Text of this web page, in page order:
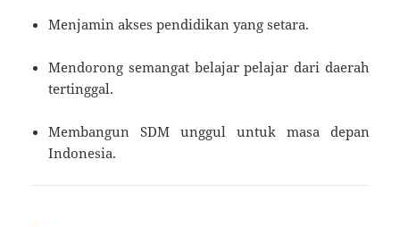
Menjamin akses pendidikan yang setara.
Mendorong semangat belajar pelajar dari daerah
tertinggal.
Membangun SDM unggul untuk masa depan
Indonesia.